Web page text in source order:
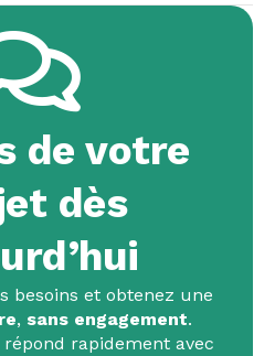
de votre
dès
besoins et obtenez une
, sans engagement.
rapidement avec